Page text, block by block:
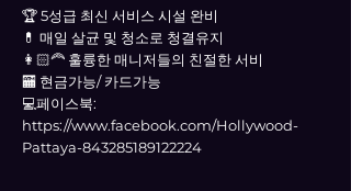
🏆 5성급 최신 서비스 시설 완비
💊 매일 살균 및 청소로 청결유지
👩🏻‍🦰 훌륭한 매니저들의 친절한 서비
🏧 현금가능/ 카드가능
💻페이스북:
https://www.facebook.com/Hollywood-
Pattaya-843285189122224